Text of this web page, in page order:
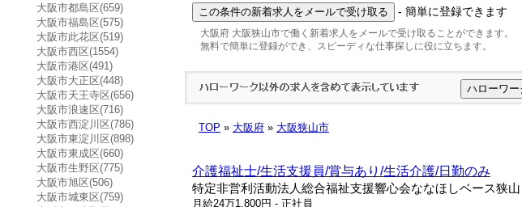
大阪市都島区(659)
大阪市福島区(575)
大阪市此花区(519)
大阪市西区(1554)
大阪市港区(491)
大阪市大正区(448)
大阪市天王寺区(656)
大阪市浪速区(716)
大阪市西淀川区(786)
大阪市東淀川区(898)
大阪市東成区(660)
大阪市生野区(775)
大阪市旭区(506)
大阪市城東区(759)
- 簡単に登録できます
大阪府 大阪狭山市で働く新着求人をメールで受け取ることができます。
無料で簡単に登録ができ、スピーディな仕事探しに役に立ちます。
TOP » 大阪府 » 大阪狭山市
介護福祉士/生活支援員/賞与あり/生活介護/日勤のみ
特定非営利活動法人総合福祉支援響心会ななほしベース狭山
月給24万1,800円 - 正社員